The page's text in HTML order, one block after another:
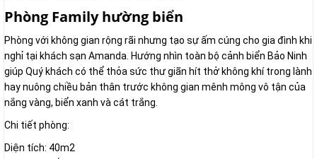
Phòng Family hường biển
Phòng với không gian rộng rãi nhưng tạo sự ấm cúng cho gia đình khi
nghỉ tại khách sạn Amanda. Hướng nhìn toàn bộ cảnh biển Bảo Ninh
giúp Quý khách có thể thỏa sức thư giãn hít thở không khí trong lành
hay nuông chiều bản thân trước không gian mênh mông vô tận của
nắng vàng, biển xanh và cát trắng.
Chi tiết phòng:
Diện tích: 40m2